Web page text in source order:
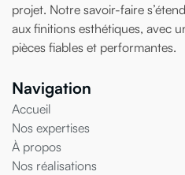
projet. Notre savoir-faire
aux finitions esthétiques, avec
pièces fiables et performantes.
Navigation
Accueil
Nos expertises
À propos
Nos réalisations